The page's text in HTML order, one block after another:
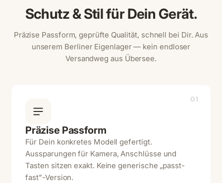
Schutz & Stil für Dein Gerät.
Präzise Passform, geprüfte Qualität, schnell bei Dir. Aus
unserem Berliner Eigenlager — kein endloser
Versandweg aus Übersee.
01
Präzise Passform
Für Dein konkretes Modell gefertigt.
Aussparungen für Kamera, Anschlüsse und
Tasten sitzen exakt. Keine generische „passt-
fast"-Version.